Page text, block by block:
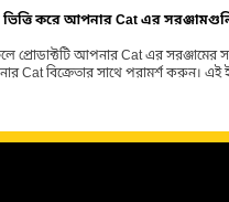
ভিত্তি করে আপনার Cat এর
প্রোডাক্টটি আপনার Cat এর
বিক্রেতার সাথে পরামর্শ করুন। এই